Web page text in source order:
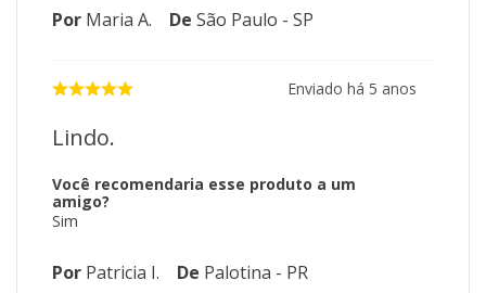
Por Maria A. De São Paulo - SP
Enviado há 5 anos
Lindo.
Você recomendaria esse produto a um
amigo?
Sim
Por Patricia I. De Palotina - PR